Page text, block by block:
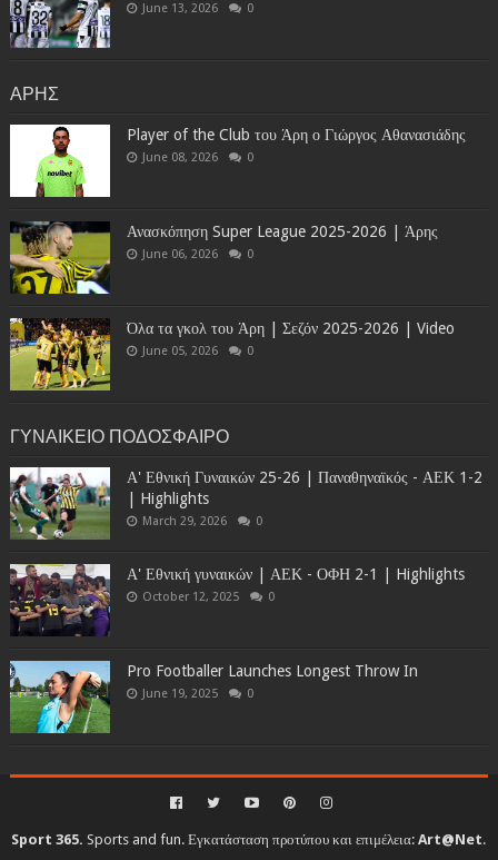
June 13, 2026 0
ΑΡΗΣ
Player of the Club του Άρη ο Γιώργος Αθανασιάδης
June 08, 2026 0
Ανασκόπηση Super League 2025-2026 | Άρης
June 06, 2026 0
Όλα τα γκολ του Άρη | Σεζόν 2025-2026 | Video
June 05, 2026 0
ΓΥΝΑΙΚΕΙΟ ΠΟΔΟΣΦΑΙΡΟ
Α' Εθνική Γυναικών 25-26 | Παναθηναϊκός - ΑΕΚ 1-2
| Highlights
March 29, 2026 0
Α' Εθνική γυναικών | ΑΕΚ - ΟΦΗ 2-1 | Highlights
October 12, 2025 0
Pro Footballer Launches Longest Throw In
June 19, 2025 0
Sport 365. Sports and fun. Εγκατάσταση προτύπου και επιμέλεια:Art@Net.